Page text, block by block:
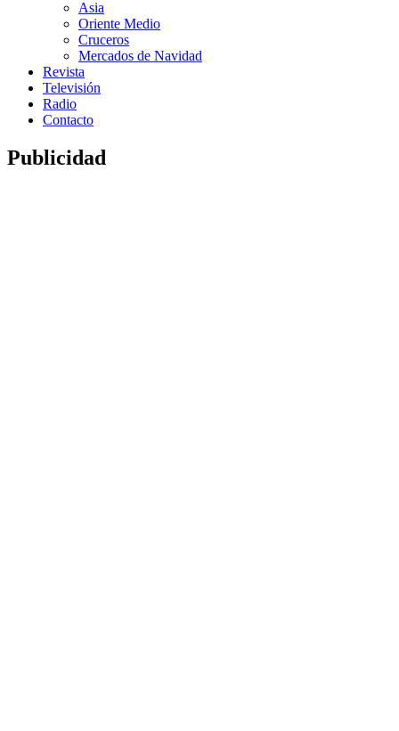
Asia
Oriente Medio
Cruceros
Mercados de Navidad
Revista
Televisión
Radio
Contacto
Publicidad